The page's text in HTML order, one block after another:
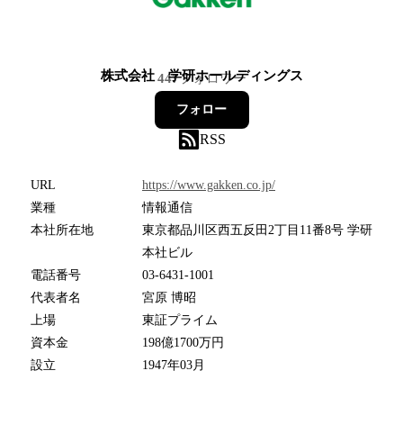
株式会社 学研ホールディングス
447フォロワー
フォロー
RSS
URL
https://www.gakken.co.jp/
業種
情報通信
本社所在地
東京都品川区西五反田2丁目11番8号 学研
本社ビル
電話番号
03-6431-1001
代表者名
宮原 博昭
上場
東証プライム
資本金
198億1700万円
設立
1947年03月